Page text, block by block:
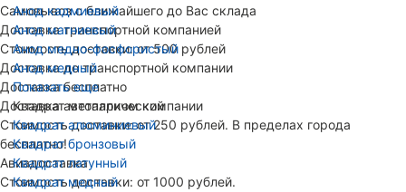
Анод кадмиевый
Анод магниевый
Анод медно-фосфористый
Анод медный
Показать еще
Квадрат металлический
Квадрат алюминиевый
Квадрат бронзовый
Квадрат латунный
Квадрат медный
Самовывоз с ближайшего до Вас склада
Доставка транспортной компанией
Стоимость доставки: от 500 рублей
Доставка до транспортной компании
Доставка бесплатно
Доставка автопарком компании
Стоимость доставки: от 250 рублей. В пределах города
бесплатно!
Авиадоставка
Стоимость доставки: от 1000 рублей.